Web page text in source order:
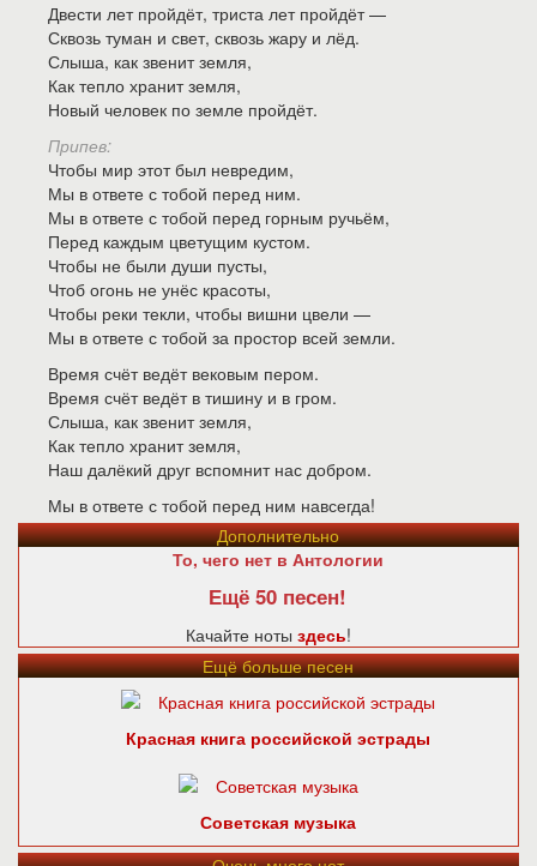
Двести лет пройдёт, триста лет пройдёт —
Сквозь туман и свет, сквозь жару и лёд.
Слыша, как звенит земля,
Как тепло хранит земля,
Новый человек по земле пройдёт.
Припев:
Чтобы мир этот был невредим,
Мы в ответе с тобой перед ним.
Мы в ответе с тобой перед горным ручьём,
Перед каждым цветущим кустом.
Чтобы не были души пусты,
Чтоб огонь не унёс красоты,
Чтобы реки текли, чтобы вишни цвели —
Мы в ответе с тобой за простор всей земли.
Время счёт ведёт вековым пером.
Время счёт ведёт в тишину и в гром.
Слыша, как звенит земля,
Как тепло хранит земля,
Наш далёкий друг вспомнит нас добром.
Мы в ответе с тобой перед ним навсегда!
Дополнительно
То, чего нет в Антологии
Ещё 50 песен!
Качайте ноты здесь!
Ещё больше песен
Красная книга российской эстрады
Советская музыка